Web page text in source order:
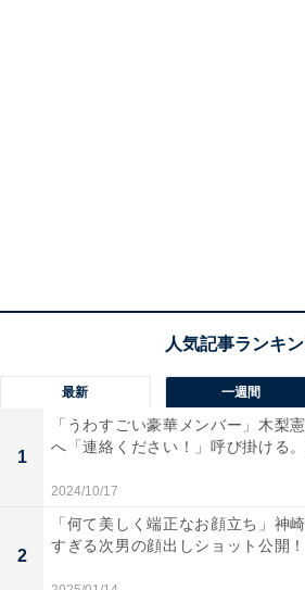
最新 一週間
1
「うわすごい豪華メンバー」木梨
へ「連絡ください！」呼び掛ける
2024/10/17
2
「何て美しく端正なお顔立ち」神
すぎる次男の顔出しショット公開